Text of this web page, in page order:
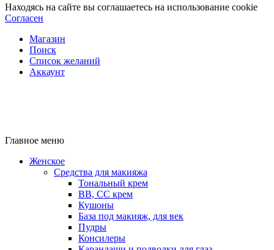
Находясь на сайте вы соглашаетесь на использование cookie
Согласен
Магазин
Поиск
Список желаний
Аккаунт
Главное меню
Женское
Средства для макияжа
Тональный крем
BB, CC крем
Кушоны
База под макияж, для век
Пудры
Консилеры